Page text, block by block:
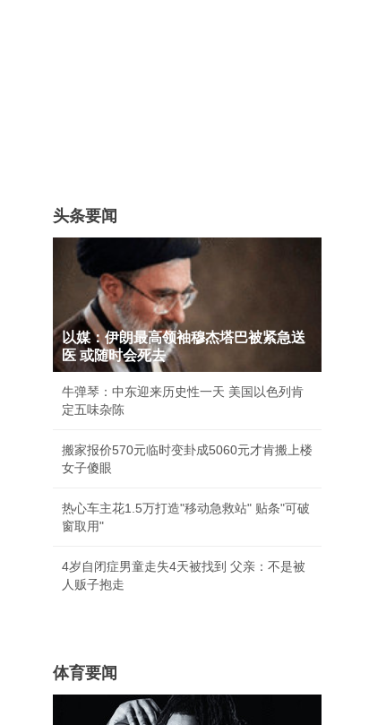
头条要闻
以媒：伊朗最高领袖穆杰塔巴被紧急送
医 或随时会死去
牛弹琴：中东迎来历史性一天 美国以色列肯
定五味杂陈
搬家报价570元临时变卦成5060元才肯搬上楼
女子傻眼
热心车主花1.5万打造"移动急救站" 贴条"可破
窗取用"
4岁自闭症男童走失4天被找到 父亲：不是被
人贩子抱走
体育要闻